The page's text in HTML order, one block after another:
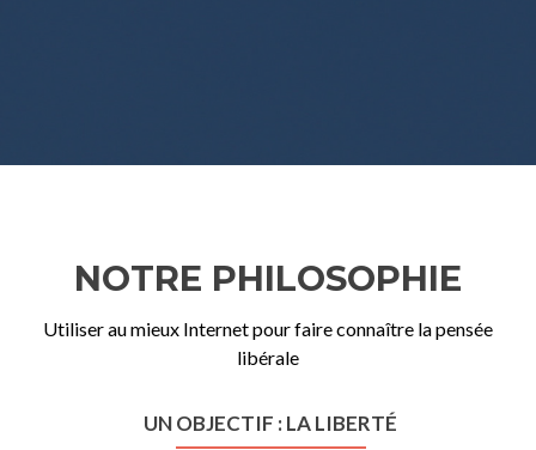
NOTRE PHILOSOPHIE
Utiliser au mieux Internet pour faire connaître la pensée
libérale
UN OBJECTIF : LA LIBERTÉ